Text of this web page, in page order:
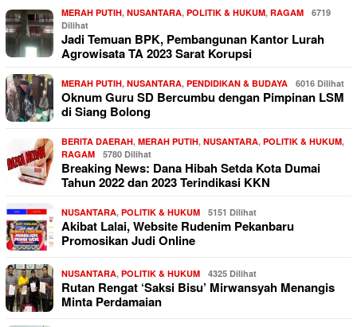
MERAH PUTIH, NUSANTARA, POLITIK & HUKUM, RAGAM
6719
Dilihat
Jadi Temuan BPK, Pembangunan Kantor Lurah
Agrowisata TA 2023 Sarat Korupsi
MERAH PUTIH, NUSANTARA, PENDIDIKAN & BUDAYA 6016 Dilihat
Oknum Guru SD Bercumbu dengan Pimpinan LSM
di Siang Bolong
BERITA DAERAH, MERAH PUTIH, NUSANTARA, POLITIK & HUKUM,
RAGAM
5780 Dilihat
Breaking News: Dana Hibah Setda Kota Dumai
Tahun 2022 dan 2023 Terindikasi KKN
NUSANTARA, POLITIK & HUKUM 5151 Dilihat
Akibat Lalai, Website Rudenim Pekanbaru
Promosikan Judi Online
NUSANTARA, POLITIK & HUKUM 4325 Dilihat
Rutan Rengat ‘Saksi Bisu’ Mirwansyah Menangis
Minta Perdamaian